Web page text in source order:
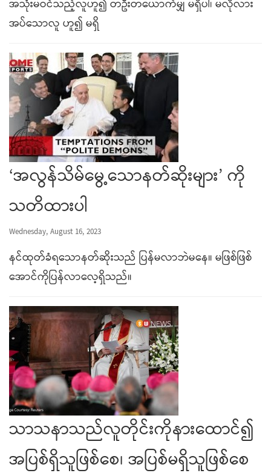
အသုံးမဝင်သည့်လူဟူ၍ တဦးတယောက်မျှ မရှိပါ၊ မလိုလား
အပ်သောလူ ဟူ၍ မရှိ
‘အလွန်သိမ်မွေ့သောနတ်ဆိုးများ’ ကို
သတိထားပါ
Wednesday, August 16, 2023
နင်ထုတ်ခံရသောနတ်ဆိုးသည် ပြန်မလာဘဲမနေ။ မဖြစ်ဖြစ်
အောင်ကိုပြန်လာလေ့ရှိသည်။
သာသနာသည်လူတိုင်းကိုနားထောင်၍
အပြစ်ရှိသူဖြစ်စေ၊ အပြစ်မရှိသူဖြစ်စေ